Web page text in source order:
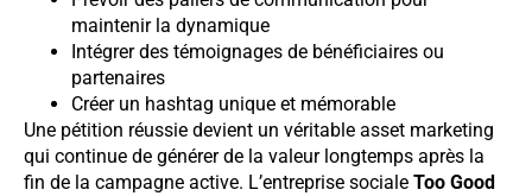
maintenir la dynamique
Intégrer des témoignages de bénéficiaires ou
partenaires
Créer un hashtag unique et mémorable
Une pétition réussie devient un véritable asset marketing
qui continue de générer de la valeur longtemps après la
fin de la campagne active. L’entreprise sociale Too Good